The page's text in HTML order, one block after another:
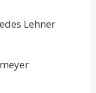
Lehner